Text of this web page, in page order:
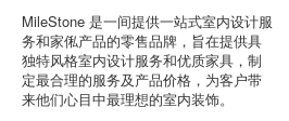
MileStone 是一间提供一站式室内设计服
务和家俬产品的零售品牌，旨在提供具
独特风格室内设计服务和优质家具，制
定最合理的服务及产品价格，为客户带
来他们心目中最理想的室内装饰。